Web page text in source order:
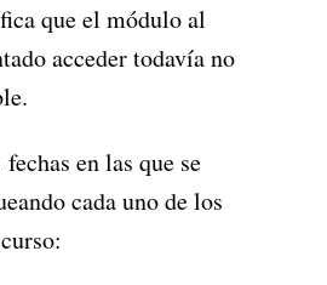
que el módulo al
acceder todavía no
en las que se
cada uno de los